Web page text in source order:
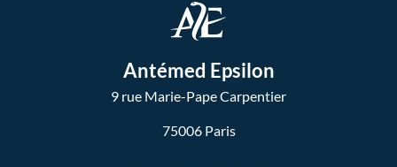
Antémed Epsilon
9 rue Marie-Pape Carpentier
75006 Paris